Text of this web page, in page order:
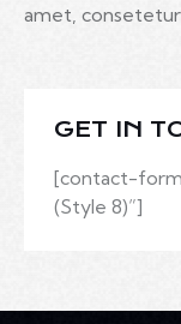
amet, consetetur
GET IN
[contact-
(Style 8)”]